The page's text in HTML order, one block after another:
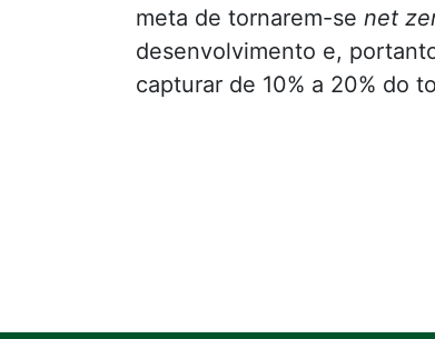
meta de tornarem-se net
desenvolvimento e,
capturar de 10% a 20% do